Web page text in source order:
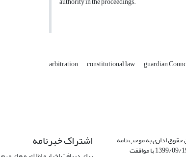
arbitration constitutional law guardian
اداری به موجب نامه
شماره 398-11717 مورخ 1399/09/19 با موافقت
اشتراک خبرنامه